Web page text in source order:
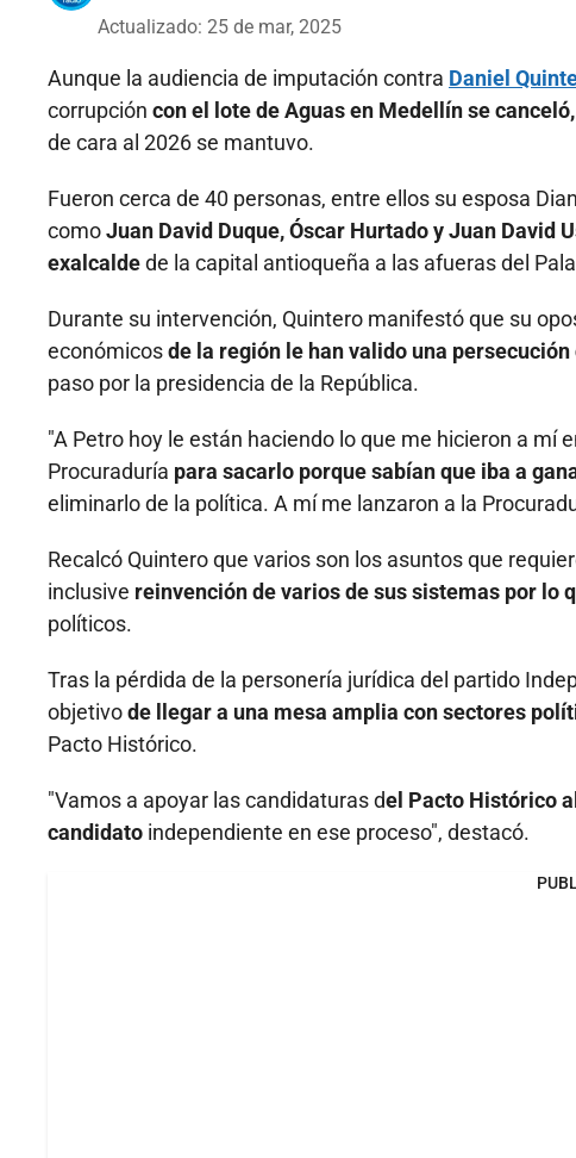
Actualizado: 25 de mar, 2025
Aunque la audiencia de imputación contra Daniel
corrupción con el lote de Aguas en Medellín se
de cara al 2026 se mantuvo.
Fueron cerca de 40 personas, entre ellos su esposa
comoJuan David Duque, Óscar Hurtado y Juan David
exalcaldede la capital antioqueña a las afueras del
Durante su intervención, Quintero manifestó que su
económicosde la región le han valido una
paso por la presidencia de la República.
"A Petro hoy le están haciendo lo que me hicieron a mí
Procuraduría para sacarlo porque sabían que iba a
eliminarlo de la política. A mí me lanzaron a la
Recalcó Quintero que varios son los asuntos que
inclusive reinvención de varios de sus sistemas por lo
políticos.
Tras la pérdida de la personería jurídica del partido
objetivode llegar a una mesa amplia con sectores
Pacto Histórico.
"Vamos a apoyar las candidaturas del Pacto Histórico
candidato independiente en ese proceso", destacó.